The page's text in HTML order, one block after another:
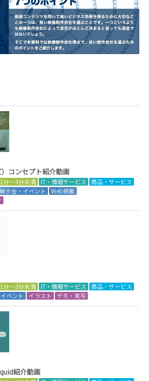
コンセプト紹介動画
1分～3分未満 IT・情報サービス
商品・サービス
展示会・イベント
Web掲載
1分～3分未満 IT・情報サービス
商品・サービス
ベント イラスト デモ・実写
紹介動画